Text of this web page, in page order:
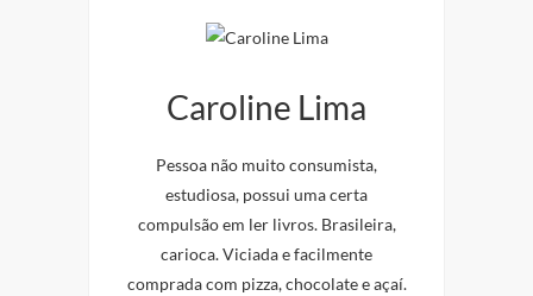
Caroline Lima
Pessoa não muito consumista,
estudiosa, possui uma certa
compulsão em ler livros. Brasileira,
carioca. Viciada e facilmente
comprada com pizza, chocolate e açaí.